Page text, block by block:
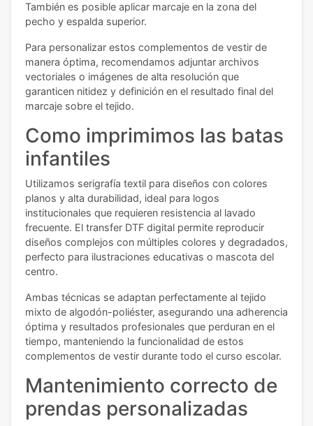
También es posible aplicar marcaje en la zona del
pecho y espalda superior.
Para personalizar estos complementos de vestir de
manera óptima, recomendamos adjuntar archivos
vectoriales o imágenes de alta resolución que
garanticen nitidez y definición en el resultado final del
marcaje sobre el tejido.
Como imprimimos las batas
infantiles
Utilizamos serigrafía textil para diseños con colores
planos y alta durabilidad, ideal para logos
institucionales que requieren resistencia al lavado
frecuente. El transfer DTF digital permite reproducir
diseños complejos con múltiples colores y degradados,
perfecto para ilustraciones educativas o mascota del
centro.
Ambas técnicas se adaptan perfectamente al tejido
mixto de algodón-poliéster, asegurando una adherencia
óptima y resultados profesionales que perduran en el
tiempo, manteniendo la funcionalidad de estos
complementos de vestir durante todo el curso escolar.
Mantenimiento correcto de
prendas personalizadas